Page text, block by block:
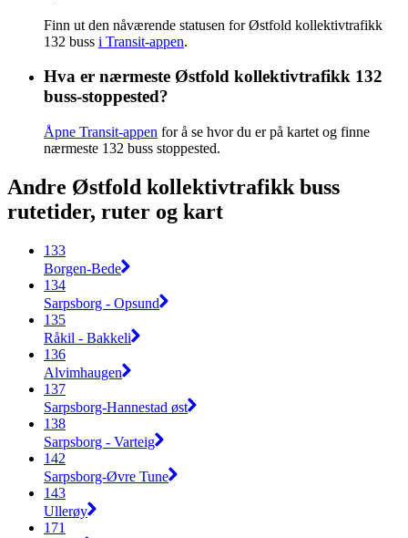
Finn ut den nåværende statusen for Østfold kollektivtrafikk
132 buss i Transit-appen.
Hva er nærmeste Østfold kollektivtrafikk 132
buss-stoppested?
Åpne Transit-appen for å se hvor du er på kartet og finne
nærmeste 132 buss stoppested.
Andre Østfold kollektivtrafikk buss
rutetider, ruter og kart
133
Borgen-Bede
134
Sarpsborg - Opsund
135
Råkil - Bakkeli
136
Alvimhaugen
137
Sarpsborg-Hannestad øst
138
Sarpsborg - Varteig
142
Sarpsborg-Øvre Tune
143
Ullerøy
171